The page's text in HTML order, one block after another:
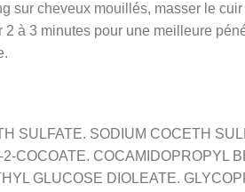
sur cheveux mouillés, masser le
2 à 3 minutes pour une meilleure
SULFATE. SODIUM COCETH
COCOATE. COCAMIDOPROPYL
GLUCOSE DIOLEATE.